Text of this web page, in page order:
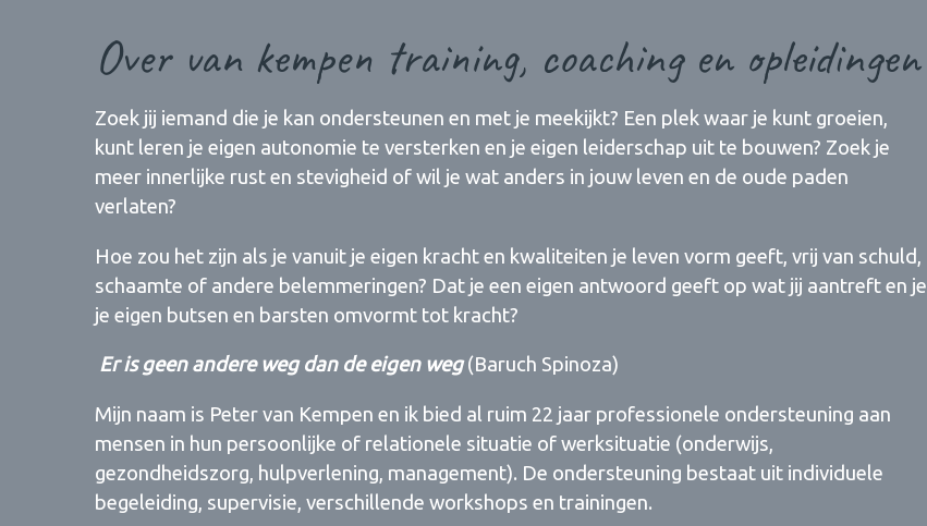
Over van kempen training, coaching en opleidingen
Zoek jij iemand die je kan ondersteunen en met je meekijkt? Een plek waar je kunt groeien,
kunt leren je eigen autonomie te versterken en je eigen leiderschap uit te bouwen? Zoek je
meer innerlijke rust en stevigheid of wil je wat anders in jouw leven en de oude paden
verlaten?
Hoe zou het zijn als je vanuit je eigen kracht en kwaliteiten je leven vorm geeft, vrij van schuld,
schaamte of andere belemmeringen? Dat je een eigen antwoord geeft op wat jij aantreft en je
je eigen butsen en barsten omvormt tot kracht?
Er is geen andere weg dan de eigen weg(Baruch Spinoza)​​
Mijn naam is Peter van Kempen en ik bied al ruim 22 jaar professionele ondersteuning aan
mensen in hun persoonlijke of relationele situatie of werksituatie (onderwijs,
gezondheidszorg, hulpverlening, management). De ondersteuning bestaat uit individuele
begeleiding, supervisie, verschillende workshops en trainingen.